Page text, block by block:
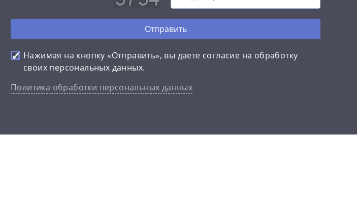
Отправить
Нажимая на кнопку «Отправить», вы даете согласие на обработку
своих персональных данных.
Политика обработки персональных данных